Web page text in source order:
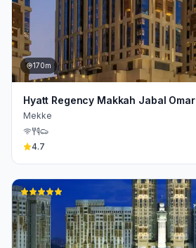
170m
Hyatt Regency Makkah Jabal Omar
Mekke
4.7